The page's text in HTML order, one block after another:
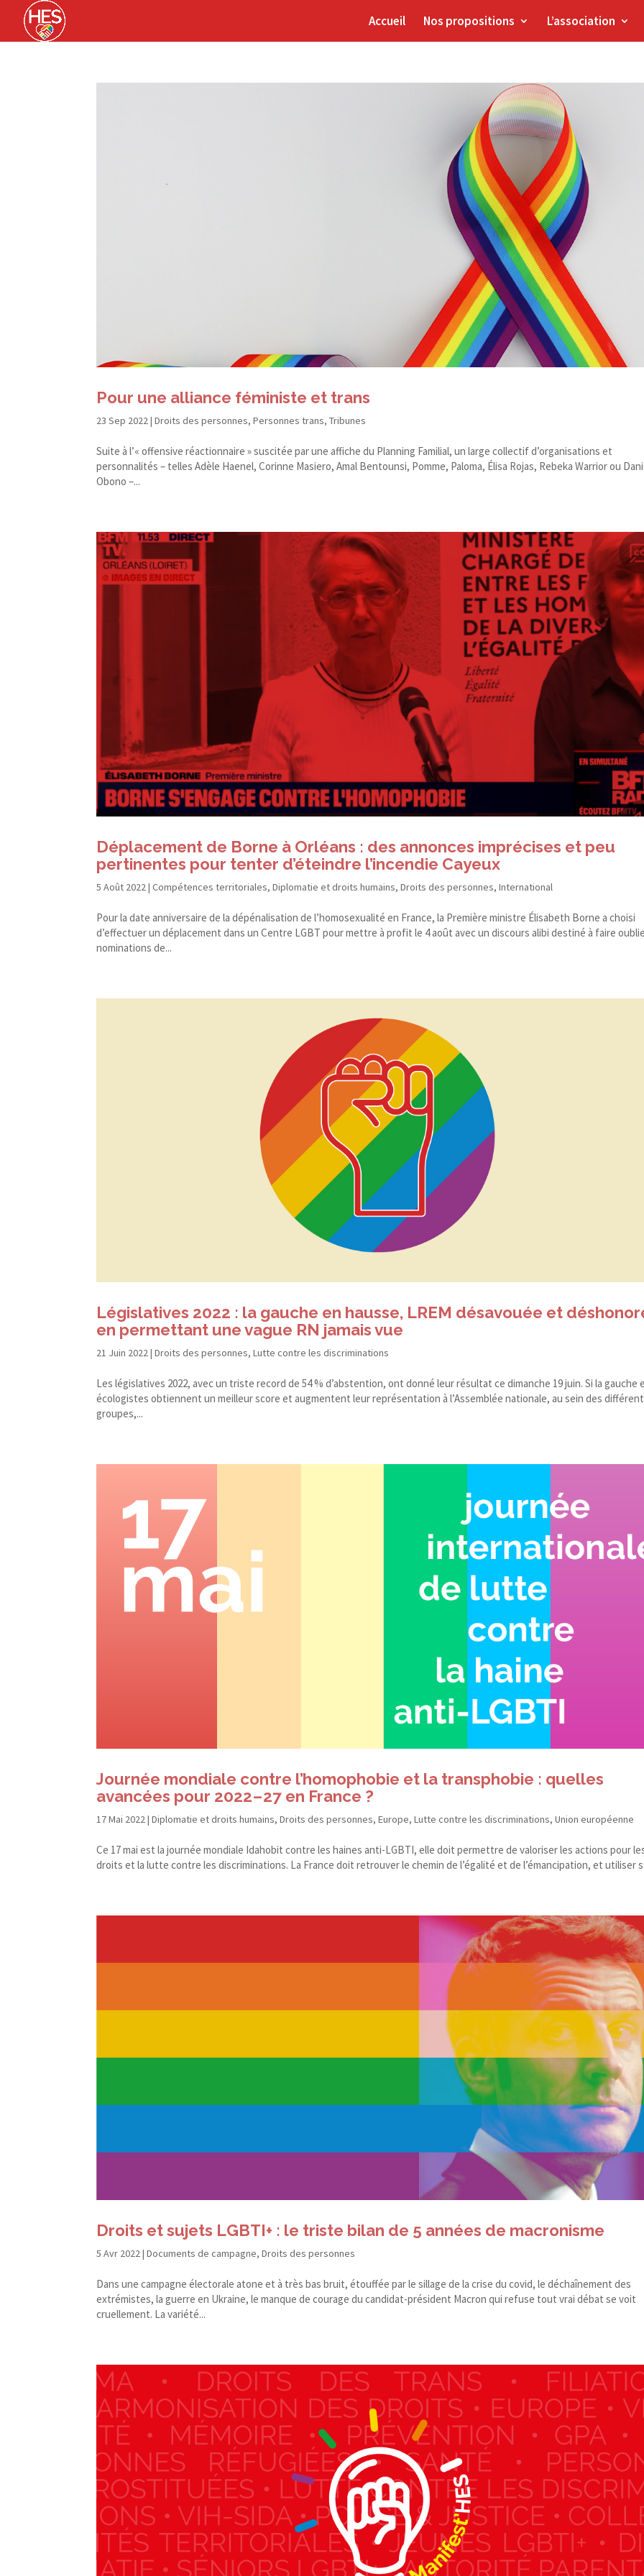
Accueil Nos propositions L’association
Pour une alliance féministe et trans
23 Sep 2022|Droits des personnes,Personnes trans,Tribunes
Suite à l’« offensive réactionnaire » suscitée par une affiche du Planning Familial, un large collectif d’organisations et
personnalités – telles Adèle Haenel, Corinne Masiero, Amal Bentounsi, Pomme, Paloma, Élisa Rojas, Rebeka Warrior ou
Obono –...
Déplacement de Borne à Orléans : des annonces imprécises et peu
pertinentes pour tenter d’éteindre l’incendie Cayeux
5 Août 2022 |Compétences territoriales,Diplomatie et droits humains,Droits des personnes,International
Pour la date anniversaire de la dépénalisation de l’homosexualité en France, la Première ministre Élisabeth Borne a choisi
d’effectuer un déplacement dans un Centre LGBT pour mettre à profit le 4 août avec un discours alibi destiné à faire
nominations de...
Législatives 2022 : la gauche en hausse, LREM désavouée et
en permettant une vague RN jamais vue
21 Juin 2022|Droits des personnes,Lutte contre les discriminations
Les législatives 2022, avec un triste record de 54 % d’abstention, ont donné leur résultat ce dimanche 19 juin. Si la gauche
écologistes obtiennent un meilleur score et augmentent leur représentation à l’Assemblée nationale, au sein des
groupes,...
Journée mondiale contre l’homophobie et la transphobie : quelles
avancées pour 2022 – 27 en France ?
17 Mai 2022|Diplomatie et droits humains,Droits des personnes,Europe,Lutte contre les discriminations,Union européenne
Ce 17 mai est la journée mondiale Idahobit contre les haines anti-​LGBTI, elle doit permettre de valoriser les actions pour
droits et la lutte contre les discriminations. La France doit retrouver le chemin de l’égalité et de l’émancipation, et utiliser
Droits et sujets LGBTI+ : le triste bilan de 5 années de macronisme
5 Avr 2022|Documents de campagne,Droits des personnes
Dans une campagne électorale atone et à très bas bruit, étouffée par le sillage de la crise du covid, le déchaînement des
extrémistes, la guerre en Ukraine, le manque de courage du candidat-​président Macron qui refuse tout vrai débat se voit
cruellement. La variété...